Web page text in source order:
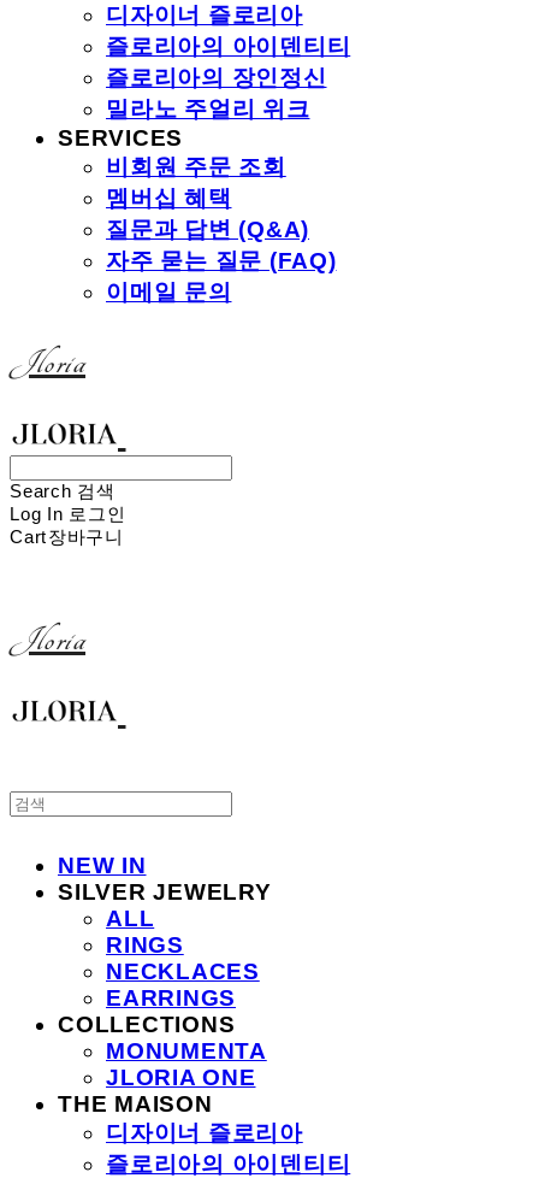
디자이너 즐로리아
즐로리아의 아이덴티티
즐로리아의 장인정신
밀라노 주얼리 위크
SERVICES
비회원 주문 조회
멤버십 혜택
질문과 답변 (Q&A)
자주 묻는 질문 (FAQ)
이메일 문의
Jloria
Search 검색
Log In 로그인
Cart장바구니
Jloria
NEW IN
SILVER JEWELRY
ALL
RINGS
NECKLACES
EARRINGS
COLLECTIONS
MONUMENTA
JLORIA ONE
THE MAISON
디자이너 즐로리아
즐로리아의 아이덴티티